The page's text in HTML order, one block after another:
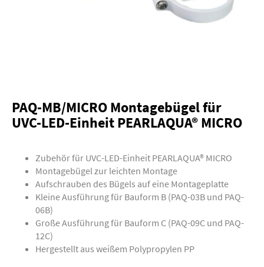
PAQ-MB/MICRO Montagebügel für
UVC-LED-Einheit PEARLAQUA® MICRO
Zubehör für UVC-LED-Einheit PEARLAQUA® MICRO
Montagebügel zur leichten Montage
Aufschrauben des Bügels auf eine Montageplatte
Kleine Ausführung für Bauform B (PAQ-03B und PAQ-
06B)
Große Ausführung für Bauform C (PAQ-09C und PAQ-
12C)
Hergestellt aus weißem Polypropylen PP